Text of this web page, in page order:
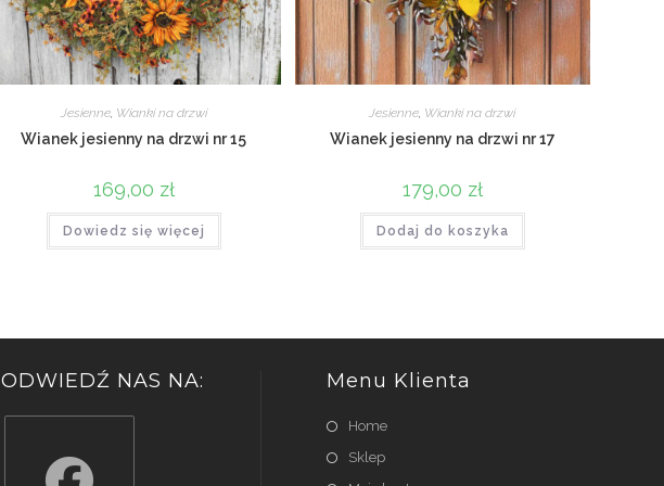
Jesienne, Wianki na drzwi
Wianek jesienny na drzwi nr 15
169,00 zł
Dowiedz się więcej
Jesienne, Wianki na drzwi
Wianek jesienny na drzwi nr 17
179,00 zł
Dodaj do koszyka
ODWIEDŹ NAS NA: Menu Klienta
Home
Sklep